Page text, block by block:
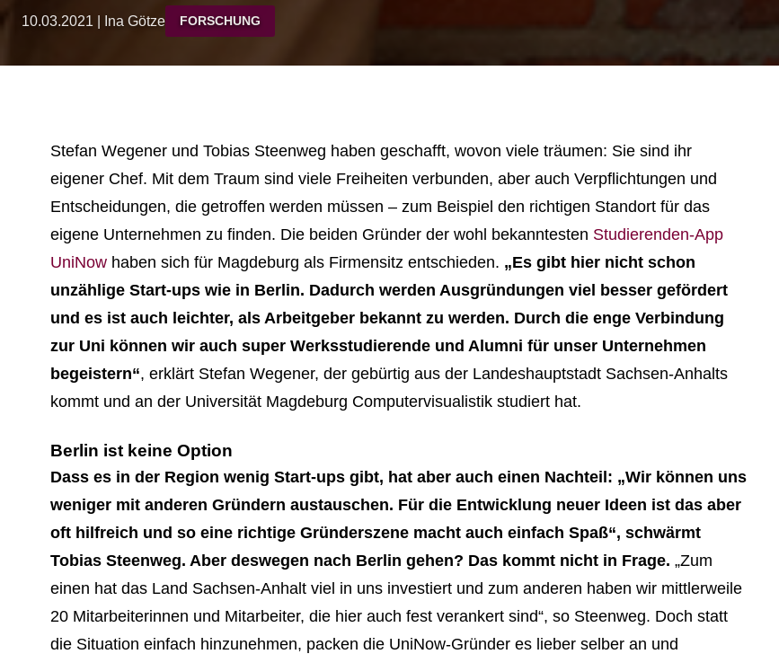
10.03.2021 | Ina Götze FORSCHUNG
Stefan Wegener und Tobias Steenweg haben geschafft, wovon viele träumen: Sie sind ihr
eigener Chef. Mit dem Traum sind viele Freiheiten verbunden, aber auch Verpflichtungen und
Entscheidungen, die getroffen werden müssen – zum Beispiel den richtigen Standort für das
eigene Unternehmen zu finden. Die beiden Gründer der wohl bekanntesten Studierenden-App
UniNow haben sich für Magdeburg als Firmensitz entschieden. „Es gibt hier nicht schon
unzählige Start-ups wie in Berlin. Dadurch werden Ausgründungen viel besser gefördert
und es ist auch leichter, als Arbeitgeber bekannt zu werden. Durch die enge Verbindung
zur Uni können wir auch super Werksstudierende und Alumni für unser Unternehmen
begeistern“, erklärt Stefan Wegener, der gebürtig aus der Landeshauptstadt Sachsen-Anhalts
kommt und an der Universität Magdeburg Computervisualistik studiert hat.
Berlin ist keine Option
Dass es in der Region wenig Start-ups gibt, hat aber auch einen Nachteil: „Wir können uns
weniger mit anderen Gründern austauschen. Für die Entwicklung neuer Ideen ist das aber
oft hilfreich und so eine richtige Gründerszene macht auch einfach Spaß“, schwärmt
Tobias Steenweg. Aber deswegen nach Berlin gehen? Das kommt nicht in Frage. „Zum
einen hat das Land Sachsen-Anhalt viel in uns investiert und zum anderen haben wir mittlerweile
20 Mitarbeiterinnen und Mitarbeiter, die hier auch fest verankert sind“, so Steenweg. Doch statt
die Situation einfach hinzunehmen, packen die UniNow-Gründer es lieber selber an und